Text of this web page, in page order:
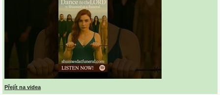
Přejít na videa